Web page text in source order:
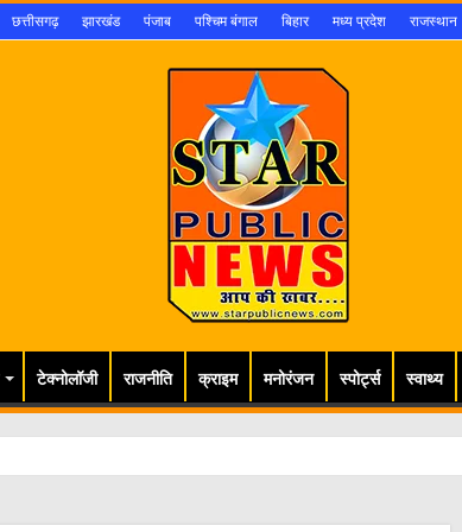
छत्तीसगढ़ झारखंड पंजाब पश्चिम बंगाल बिहार मध्य प्रदेश राजस्थान
टेक्नोलॉजी राजनीति क्राइम मनोरंजन स्पोर्ट्स स्वाथ्य